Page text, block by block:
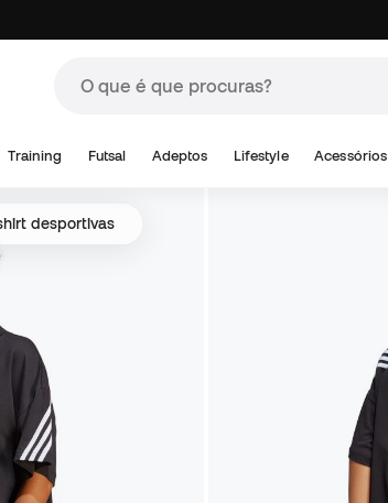
Training Futsal Adeptos Lifestyle Acessórios
desportivas